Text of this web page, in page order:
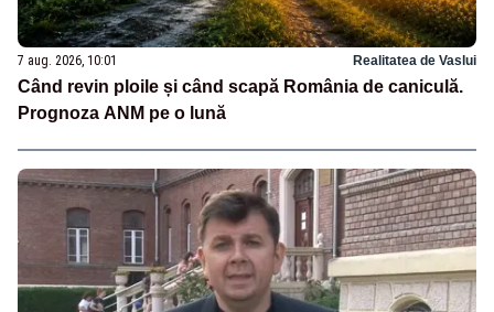
7 aug. 2026, 10:01 Realitatea de Vaslui
Când revin ploile și când scapă România de caniculă.
Prognoza ANM pe o lună